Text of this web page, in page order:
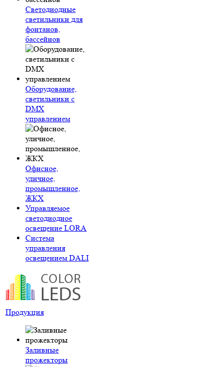
Светодиодные
светильники для
фонтанов,
бассейнов
Оборудование,
светильники с
DMX
управлением
Офисное,
уличное,
промышленное,
ЖКХ
Управляемое
светодиодное
освещение LORA
Система
управления
освещением DALI
Продукция
Заливные
прожекторы